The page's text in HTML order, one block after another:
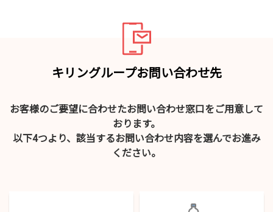
キリングループお問い合わせ先
お客様のご要望に合わせたお問い合わせ窓口をご用意して
おります。
以下4つより、該当するお問い合わせ内容を選んでお進み
ください。